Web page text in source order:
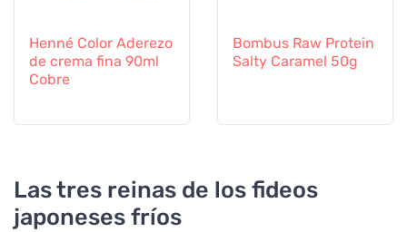
Henné Color Aderezo
de crema fina 90ml
Cobre
Bombus Raw Protein
Salty Caramel 50g
Las tres reinas de los fideos
japoneses fríos